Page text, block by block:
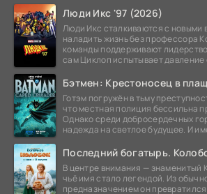
Люди Икс '97 (2026)
Люди Икс сталкиваются с новыми
наладить жизнь без профессора
команды поддерживают
сам Циклоп испытывает давление
Бэтмен: Крестоносец в
Готэм погружён в тьму
что местная полиция бессильна
Однако среди добросердечных
надежда на светлое будущее. И
Последний богатырь.
В центре внимания — знаменитый
чьё имя стало легендой. Из
предназначением он